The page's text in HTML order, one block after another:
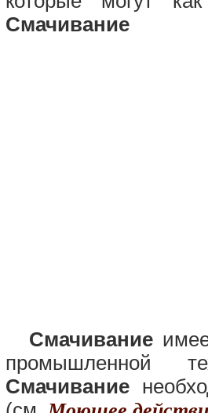
Смачивание
Смачивание
промышленной
Смачивание